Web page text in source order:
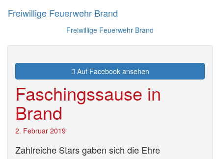
Freiwillige Feuerwehr Brand
Freiwillige Feuerwehr Brand
Auf Facebook ansehen
Faschingssause in
Brand
2. Februar 2019
Zahlreiche Stars gaben sich die Ehre